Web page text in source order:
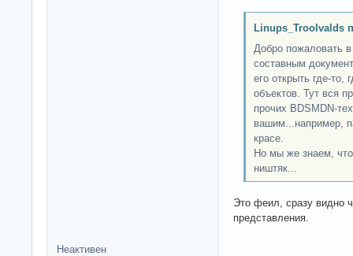
Linups_Troolvalds
Добро пожаловать
составным
его открыть где-то,
объектов. Тут вся
прочих BDSMDN-
вашим...например,
красе.
Но мы же знаем,
ништяк...
Это феил, сразу видно
представления.
Неактивен